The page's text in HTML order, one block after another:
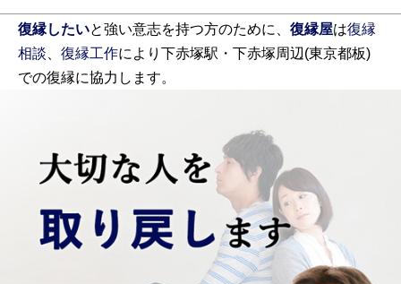
復縁したいと強い意志を持つ方のために、 復縁屋は復縁
相談
復縁工作により下赤塚駅・下赤塚周辺(東京都板)
での復縁に協力します。